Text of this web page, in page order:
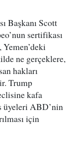
Başkanı Scott
sertifikası
ne gerçeklere,
hakları
Trump
kafa
üyeleri ABD’nin
için